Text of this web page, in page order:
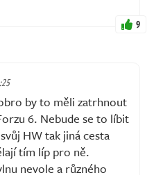
9
by to měli zatrhnout
6. Nebude se to líbit
HW tak jiná cesta
tím líp pro ně.
nevole a různého